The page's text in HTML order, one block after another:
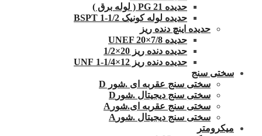
حدیده 21 PG ( لوله برق )
حدیده لوله کونیک 1/2-1 BSPT
حدیده اینچ دنده ریز
حدیده UNEF 20×7/8
حدیده دنده ریز 20×1/2
حدیده دنده ریز 12×1/4-1 UNF
سختی سنج
سختی سنج عقربه ای .شور D
سختی سنج دیجیتال .شورD
سختی سنج عقربه ای.شورA
سختی سنج دیجیتال .شورA
میکرومتر